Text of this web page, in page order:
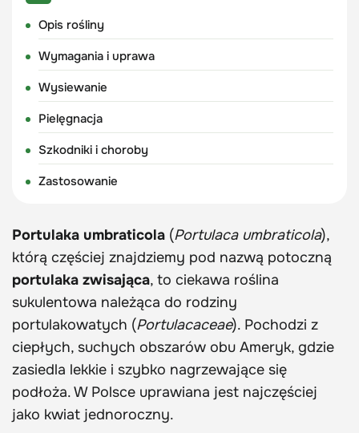
Opis rośliny
Wymagania i uprawa
Wysiewanie
Pielęgnacja
Szkodniki i choroby
Zastosowanie
Portulaka umbraticola (Portulaca umbraticola),
którą częściej znajdziemy pod nazwą potoczną
portulaka zwisająca, to ciekawa roślina
sukulentowa należąca do rodziny
portulakowatych (Portulacaceae). Pochodzi z
ciepłych, suchych obszarów obu Ameryk, gdzie
zasiedla lekkie i szybko nagrzewające się
podłoża. W Polsce uprawiana jest najczęściej
jako kwiat jednoroczny.